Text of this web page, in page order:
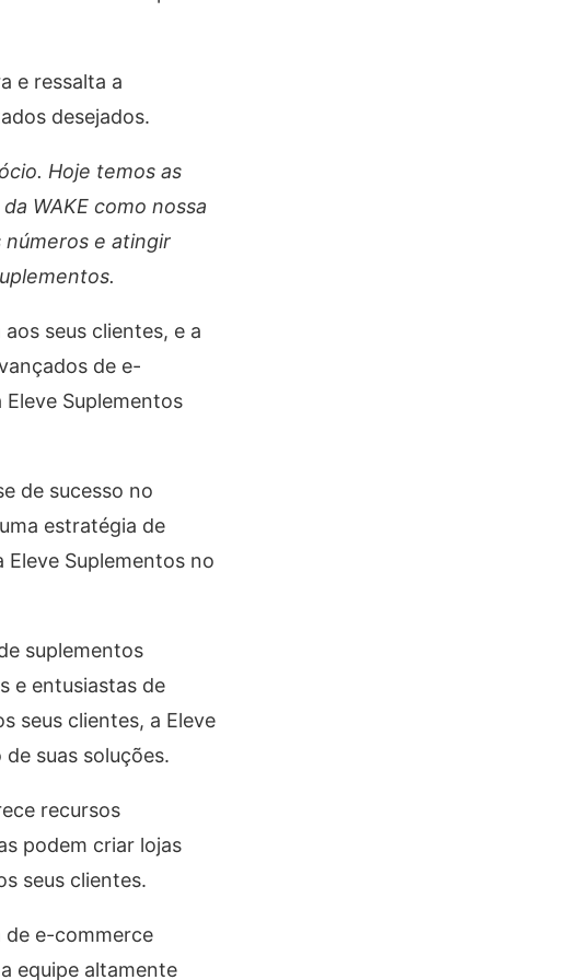
e ressalta a
desejados.
Hoje temos as
WAKE como nossa
números e atingir
seus clientes, e a
de e-
Suplementos
de sucesso no
estratégia de
Suplementos no
suplementos
e entusiastas de
seus clientes, a Eleve
suas soluções.
recursos
podem criar lojas
seus clientes.
de e-commerce
equipe altamente